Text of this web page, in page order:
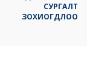
СУРГАЛТ
ЗОХИОГДЛОО